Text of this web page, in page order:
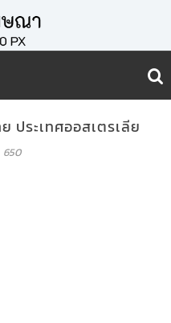
ประเทศออสเตรเลีย
650